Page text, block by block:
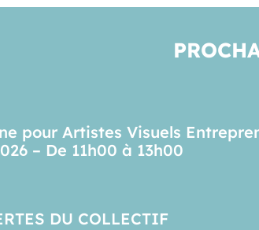
pour Artistes Visuels
– De 11h00 à 13h00
DU COLLECTIF